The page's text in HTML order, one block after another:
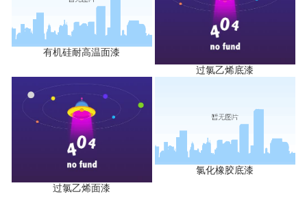
有机硅耐高温面漆
过氯乙烯底漆
过氯乙烯面漆
氯化橡胶底漆